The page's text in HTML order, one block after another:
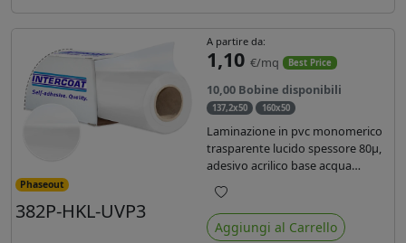
Phaseout
382P-HKL-UVP3
A partire da:
1,10 €/mq Best Price
10,00 Bobine disponibili
137,2x50 160x50
Laminazione in pvc monomerico
trasparente lucido spessore 80µ,
adesivo acrilico base acqua
permanente, liner in carta
glassine siliconata da 72 gr. Durata
3 anni, ideale per laminare stampe
con ink solvente, eco-solvente e
Preferiti
Aggiungi al Carrello